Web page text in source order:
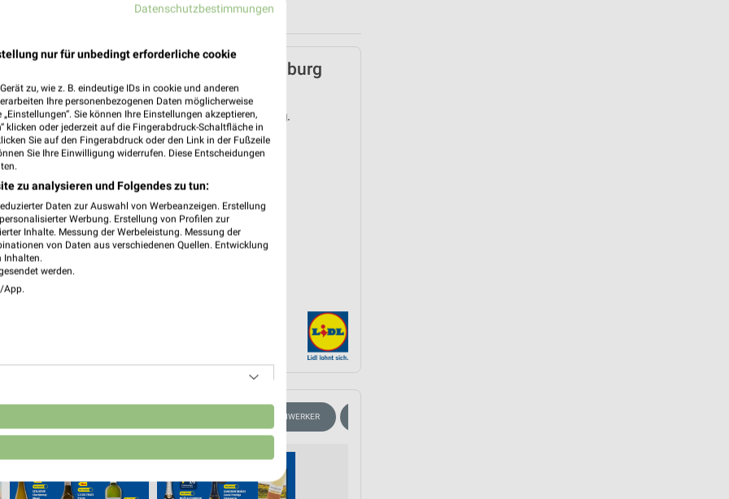
❯
Lidl Prospekt für Eilenburg
ab Mo. den 03.08.
Gültig von 03. Aug. bis 08. Aug.
📅 Kalendereintrag erstellen
PROSPEKT BLÄTTERN
FÜR HEIMWERKER
Datenschutzbestimmungen
nur für unbedingt erforderliche cookie
zu, wie z. B. eindeutige IDs in cookie und anderen
Ihre personenbezogenen Daten möglicherweise
Sie können Ihre Einstellungen akzeptieren,
klicken oder jederzeit auf die Fingerabdruck-Schaltfläche in
Sie auf den Fingerabdruck oder den Link in der Fußzeile
Sie Ihre Einwilligung widerrufen. Diese Entscheidungen
zu analysieren und Folgendes zu tun:
Daten zur Auswahl von Werbeanzeigen. Erstellung
Werbung. Erstellung von Profilen zur
Inhalte. Messung der Werbeleistung. Messung der
von Daten aus verschiedenen Quellen. Entwicklung
Inhalten.
werden.
App.